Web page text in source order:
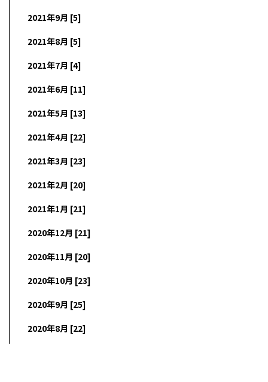
2021年9月 [5]
2021年8月 [5]
2021年7月 [4]
2021年6月 [11]
2021年5月 [13]
2021年4月 [22]
2021年3月 [23]
2021年2月 [20]
2021年1月 [21]
2020年12月 [21]
2020年11月 [20]
2020年10月 [23]
2020年9月 [25]
2020年8月 [22]